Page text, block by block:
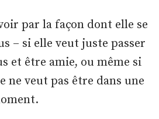
par la façon dont elle se
– si elle veut juste passer
et être amie, ou même si
ne veut pas être dans une